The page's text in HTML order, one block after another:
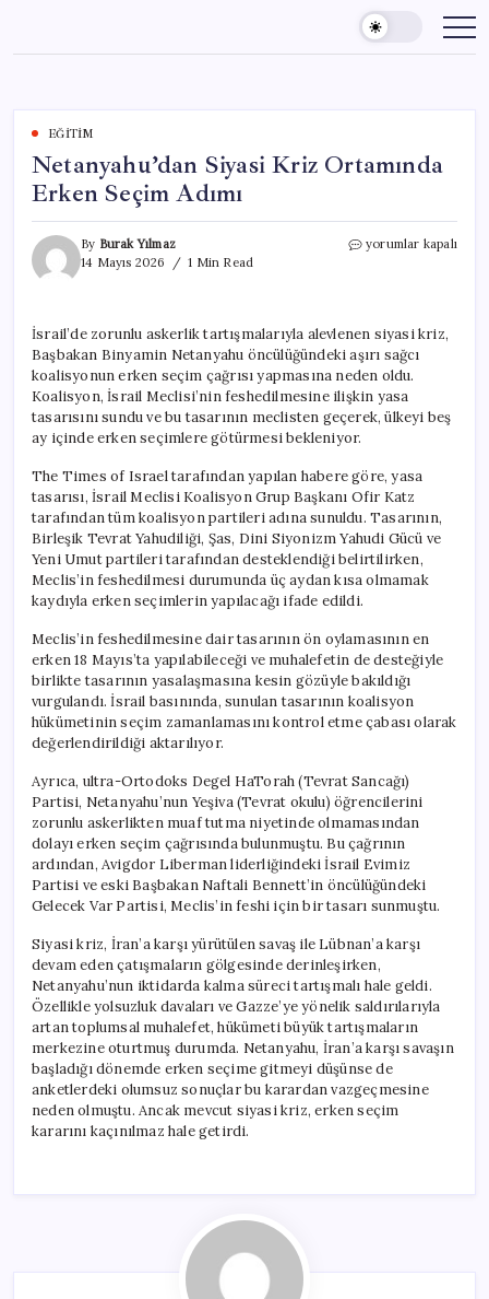
content
EĞITIM
Netanyahu’dan Siyasi Kriz Ortamında
Erken Seçim Adımı
By Burak Yılmaz
14 Mayıs 2026
1 Min Read
Netanyahu’dan
Seçim
Adımı
için
yorumlar kapalı
İsrail’de zorunlu askerlik tartışmalarıyla alevlenen siyasi kriz,
Başbakan Binyamin Netanyahu öncülüğündeki aşırı sağcı
koalisyonun erken seçim çağrısı yapmasına neden oldu.
Koalisyon, İsrail Meclisi’nin feshedilmesine ilişkin yasa
tasarısını sundu ve bu tasarının meclisten geçerek, ülkeyi beş
ay içinde erken seçimlere götürmesi bekleniyor.
The Times of Israel tarafından yapılan habere göre, yasa
tasarısı, İsrail Meclisi Koalisyon Grup Başkanı Ofir Katz
tarafından tüm koalisyon partileri adına sunuldu. Tasarının,
Birleşik Tevrat Yahudiliği, Şas, Dini Siyonizm Yahudi Gücü ve
Yeni Umut partileri tarafından desteklendiği belirtilirken,
Meclis’in feshedilmesi durumunda üç aydan kısa olmamak
kaydıyla erken seçimlerin yapılacağı ifade edildi.
Meclis’in feshedilmesine dair tasarının ön oylamasının en
erken 18 Mayıs’ta yapılabileceği ve muhalefetin de desteğiyle
birlikte tasarının yasalaşmasına kesin gözüyle bakıldığı
vurgulandı. İsrail basınında, sunulan tasarının koalisyon
hükümetinin seçim zamanlamasını kontrol etme çabası olarak
değerlendirildiği aktarılıyor.
Ayrıca, ultra-Ortodoks Degel HaTorah (Tevrat Sancağı)
Partisi, Netanyahu’nun Yeşiva (Tevrat okulu) öğrencilerini
zorunlu askerlikten muaf tutma niyetinde olmamasından
dolayı erken seçim çağrısında bulunmuştu. Bu çağrının
ardından, Avigdor Liberman liderliğindeki İsrail Evimiz
Partisi ve eski Başbakan Naftali Bennett’in öncülüğündeki
Gelecek Var Partisi, Meclis’in feshi için bir tasarı sunmuştu.
Siyasi kriz, İran’a karşı yürütülen savaş ile Lübnan’a karşı
devam eden çatışmaların gölgesinde derinleşirken,
Netanyahu’nun iktidarda kalma süreci tartışmalı hale geldi.
Özellikle yolsuzluk davaları ve Gazze’ye yönelik saldırılarıyla
artan toplumsal muhalefet, hükümeti büyük tartışmaların
merkezine oturtmuş durumda. Netanyahu, İran’a karşı savaşın
başladığı dönemde erken seçime gitmeyi düşünse de
anketlerdeki olumsuz sonuçlar bu karardan vazgeçmesine
neden olmuştu. Ancak mevcut siyasi kriz, erken seçim
kararını kaçınılmaz hale getirdi.